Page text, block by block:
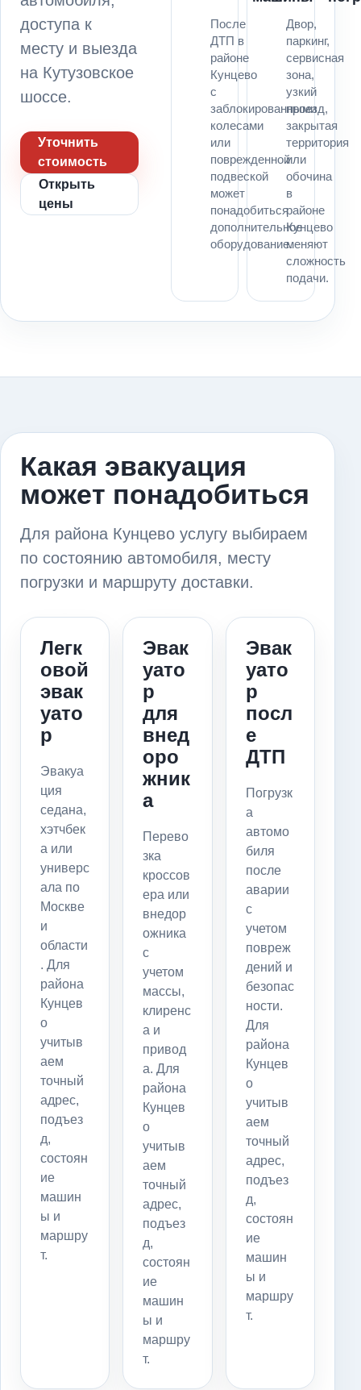
доступа к
месту и выезда
на Кутузовское
шоссе.
Уточнить
стоимость
Открыть
цены
После
ДТП в
районе
Кунцево
с
заблокированными
колесами
или
поврежденной
подвеской
может
понадобиться
дополнительное
оборудование.
Двор,
паркинг,
сервисная
зона,
узкий
проезд,
закрытая
территория
или
обочина
в
районе
Кунцево
меняют
сложность
подачи.
Какая эвакуация
может понадобиться
Для района Кунцево услугу выбираем
по состоянию автомобиля, месту
погрузки и маршруту доставки.
Легк
овой
эвак
уато
р
Эвакуа
ция
седана,
хэтчбек
а или
универс
ала по
Москве
и
области
. Для
района
Кунцев
о
учитыв
аем
точный
адрес,
подъез
д,
состоян
ие
машин
ы и
маршру
т.
Эвак
уато
р
для
внед
оро
жник
а
Перево
зка
кроссов
ера или
внедор
ожника
с
учетом
массы,
клиренс
а и
привод
а. Для
района
Кунцев
о
учитыв
аем
точный
адрес,
подъез
д,
состоян
ие
машин
ы и
маршру
т.
Эвак
уато
р
посл
е
ДТП
Погрузк
а
автомо
биля
после
аварии
с
учетом
повреж
дений и
безопас
ности.
Для
района
Кунцев
о
учитыв
аем
точный
адрес,
подъез
д,
состоян
ие
машин
ы и
маршру
т.